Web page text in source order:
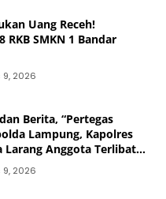
Uang Receh!
RKB SMKN 1 Bandar
2026
Berita, “Pertegas
Lampung, Kapolres
Larang Anggota Terlibat
dan Perselingkuhan”
2026